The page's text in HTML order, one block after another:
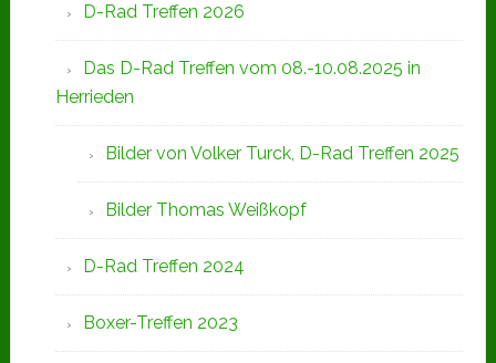
D-Rad Treffen 2026
Das D-Rad Treffen vom 08.-10.08.2025 in
Herrieden
Bilder von Volker Turck, D-Rad Treffen 2025
Bilder Thomas Weißkopf
D-Rad Treffen 2024
Boxer-Treffen 2023